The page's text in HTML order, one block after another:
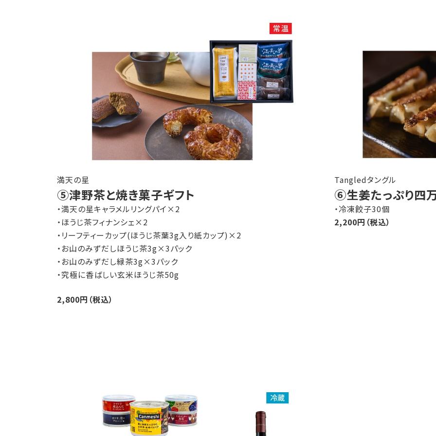
満天の星
⑤津野茶と焼き菓子ギフト
・満天の星キャラメルリングパイ×2
・ほうじ茶フィナンシェ×2
・リーフティーカップ(ほうじ茶葉3g入り紙カップ)×2
・お山のみずだしほうじ茶3g×3パック
・お山のみずだし緑茶3g×3パック
・究極に香ばしい玄米ほうじ茶50g
2,800円（税込）
Tangledタングル
⑥生姜たっぷり四
・冷凍餃子30個
2,200円（税込）